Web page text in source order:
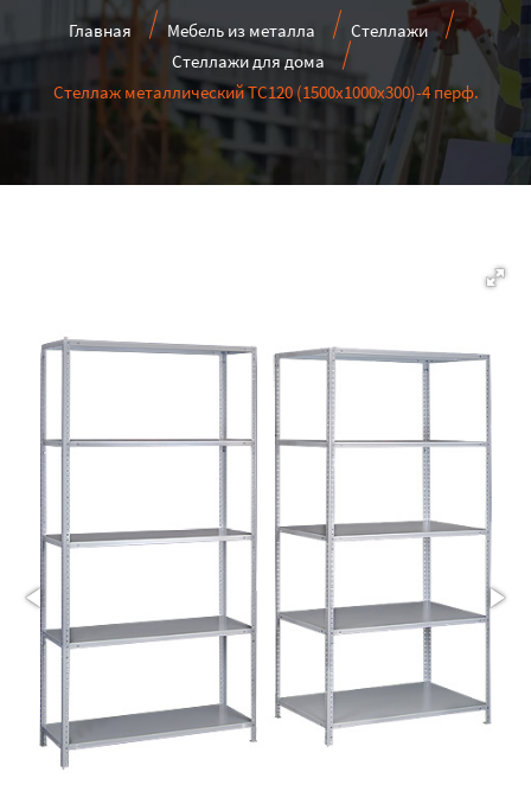
Главная Мебель из металла
Стеллажи
Стеллажи для дома
Стеллаж металлический ТС120 (1500х1000х300)-4 перф.